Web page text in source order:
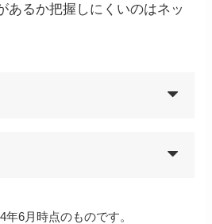
あるか把握しにくいのはネッ
6月時点のものです。